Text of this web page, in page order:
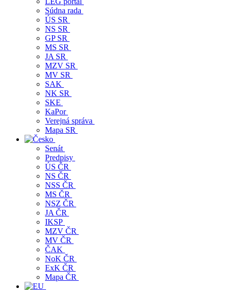
Súdna rada
ÚS SR
NS SR
GP SR
MS SR
JA SR
MZV SR
MV SR
SAK
NK SR
SKE
KaPor
Verejná správa
Mapa SR
Senát
Predpisy
ÚS ČR
NS ČR
NSS ČR
MS ČR
NSZ ČR
JA ČR
IKSP
MZV ČR
MV ČR
ČAK
NoK ČR
ExK ČR
Mapa ČR